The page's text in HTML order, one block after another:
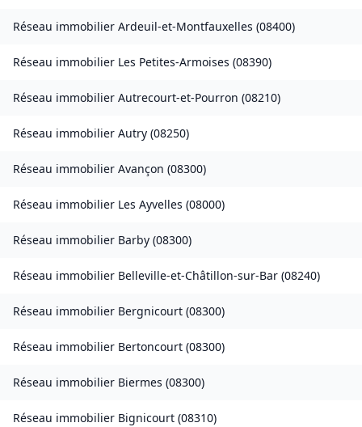
Réseau immobilier Ardeuil-et-Montfauxelles (08400)
Réseau immobilier Les Petites-Armoises (08390)
Réseau immobilier Autrecourt-et-Pourron (08210)
Réseau immobilier Autry (08250)
Réseau immobilier Avançon (08300)
Réseau immobilier Les Ayvelles (08000)
Réseau immobilier Barby (08300)
Réseau immobilier Belleville-et-Châtillon-sur-Bar (08240)
Réseau immobilier Bergnicourt (08300)
Réseau immobilier Bertoncourt (08300)
Réseau immobilier Biermes (08300)
Réseau immobilier Bignicourt (08310)